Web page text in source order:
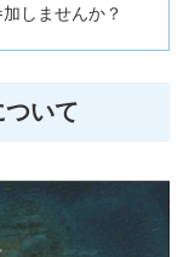
しませんか？
いて